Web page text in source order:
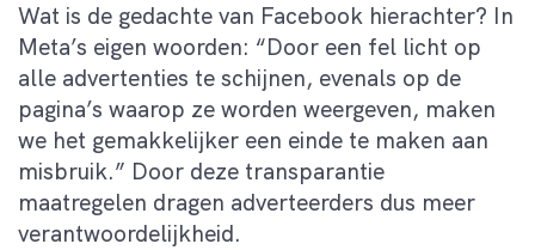
Wat is de gedachte van Facebook hierachter? In
Meta’s eigen woorden: “Door een fel licht op
alle advertenties te schijnen, evenals op de
pagina’s waarop ze worden weergeven, maken
we het gemakkelijker een einde te maken aan
misbruik.” Door deze transparantie
maatregelen dragen adverteerders dus meer
verantwoordelijkheid.